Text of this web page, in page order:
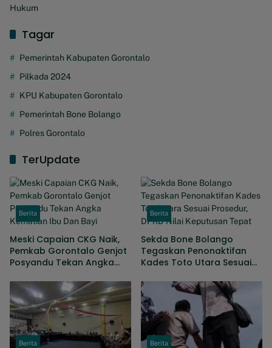
Hukum
Tagar
Pemerintah Kabupaten Gorontalo
Pilkada 2024
KPU Kabupaten Gorontalo
Pemerintah Bone Bolango
Polres Gorontalo
TerUpdate
Berita
Meski Capaian CKG Naik,
Pemkab Gorontalo Genjot
Posyandu Tekan Angka
Berita
Sekda Bone Bolango
Tegaskan Penonaktifan
Kades Toto Utara Sesuai
Keputusan Tepat
Berita Berita